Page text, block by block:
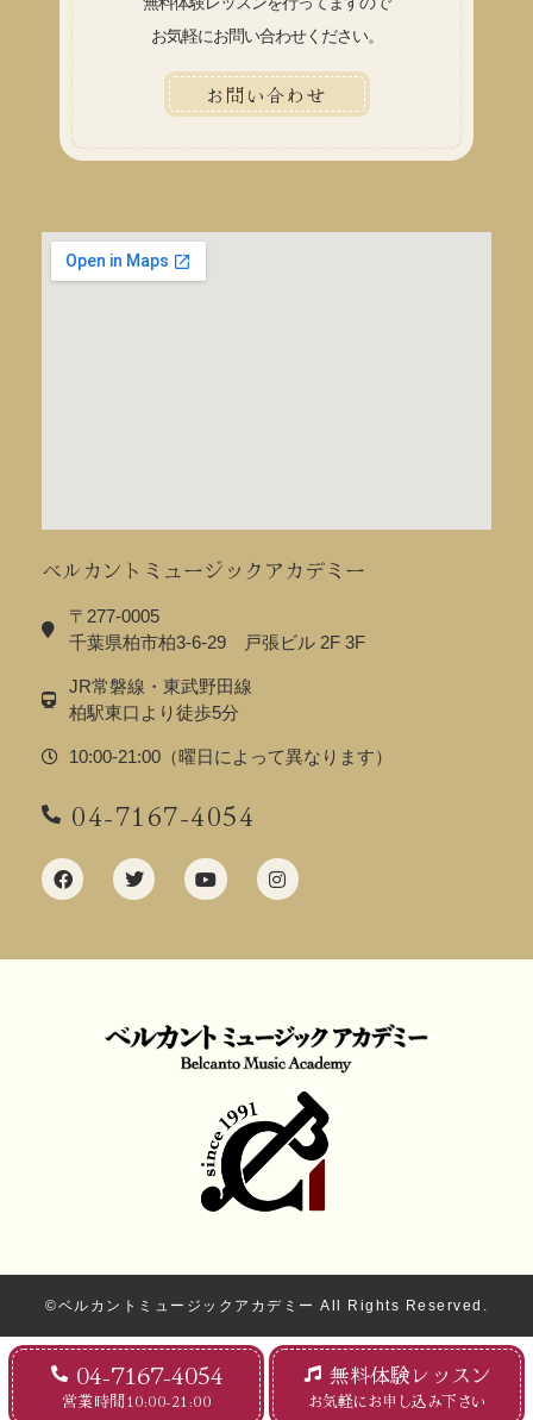
お気軽にお問い合わせください。
お問い合わせ
ベルカントミュージックアカデミー
〒277-0005
千葉県柏市柏3-6-29 戸張ビル 2F 3F
JR常磐線・東武野田線
柏駅東口より徒歩5分
10:00-21:00（曜日によって異なります）
04-7167-4054
©ベルカントミュージックアカデミー All Rights Reserved.
04-7167-4054
営業時間10:00-21:00
無料体験レッスン
お気軽にお申し込み下さい